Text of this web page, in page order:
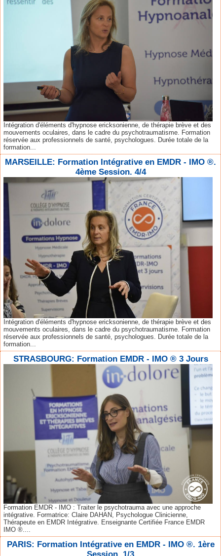
Intégration d'éléments d'hypnose ericksonienne, de thérapie brève et des
mouvements oculaires, dans le cadre du psychotraumatisme. Formation
réservée aux professionnels de santé, psychologues. Durée totale de la
formation...
MARSEILLE: Formation Intégrative en EMDR - IMO ®.
4ème Session. 4/4
Intégration d'éléments d'hypnose ericksonienne, de thérapie brève et des
mouvements oculaires, dans le cadre du psychotraumatisme. Formation
réservée aux professionnels de santé, psychologues. Durée totale de la
formation...
STRASBOURG: Formation EMDR - IMO ® 3 Jours
Formation EMDR - IMO : Traiter le psychotrauma avec une approche
intégrative. Formatrice: Claire DAHAN, Psychologue Clinicienne,
Thérapeute en EMDR Intégrative. Enseignante Certifiée France EMDR
IMO ®....
PARIS: Formation Intégrative en EMDR - IMO ®. 1ère
Session. 1/3